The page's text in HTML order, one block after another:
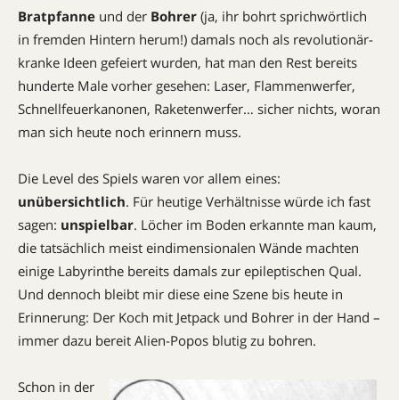
Bratpfanne und der Bohrer (ja, ihr bohrt sprichwörtlich
in fremden Hintern herum!) damals noch als revolutionär-
kranke Ideen gefeiert wurden, hat man den Rest bereits
hunderte Male vorher gesehen: Laser, Flammenwerfer,
Schnellfeuerkanonen, Raketenwerfer… sicher nichts, woran
man sich heute noch erinnern muss.
Die Level des Spiels waren vor allem eines:
unübersichtlich. Für heutige Verhältnisse würde ich fast
sagen: unspielbar. Löcher im Boden erkannte man kaum,
die tatsächlich meist eindimensionalen Wände machten
einige Labyrinthe bereits damals zur epileptischen Qual.
Und dennoch bleibt mir diese eine Szene bis heute in
Erinnerung: Der Koch mit Jetpack und Bohrer in der Hand –
immer dazu bereit Alien-Popos blutig zu bohren.
Schon in der